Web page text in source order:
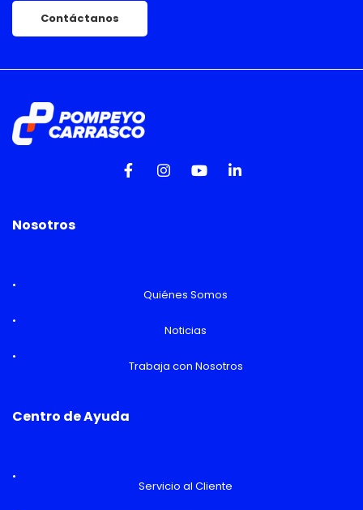
Contáctanos
Nosotros
Quiénes Somos
Noticias
Trabaja con Nosotros
Centro de Ayuda
Servicio al Cliente